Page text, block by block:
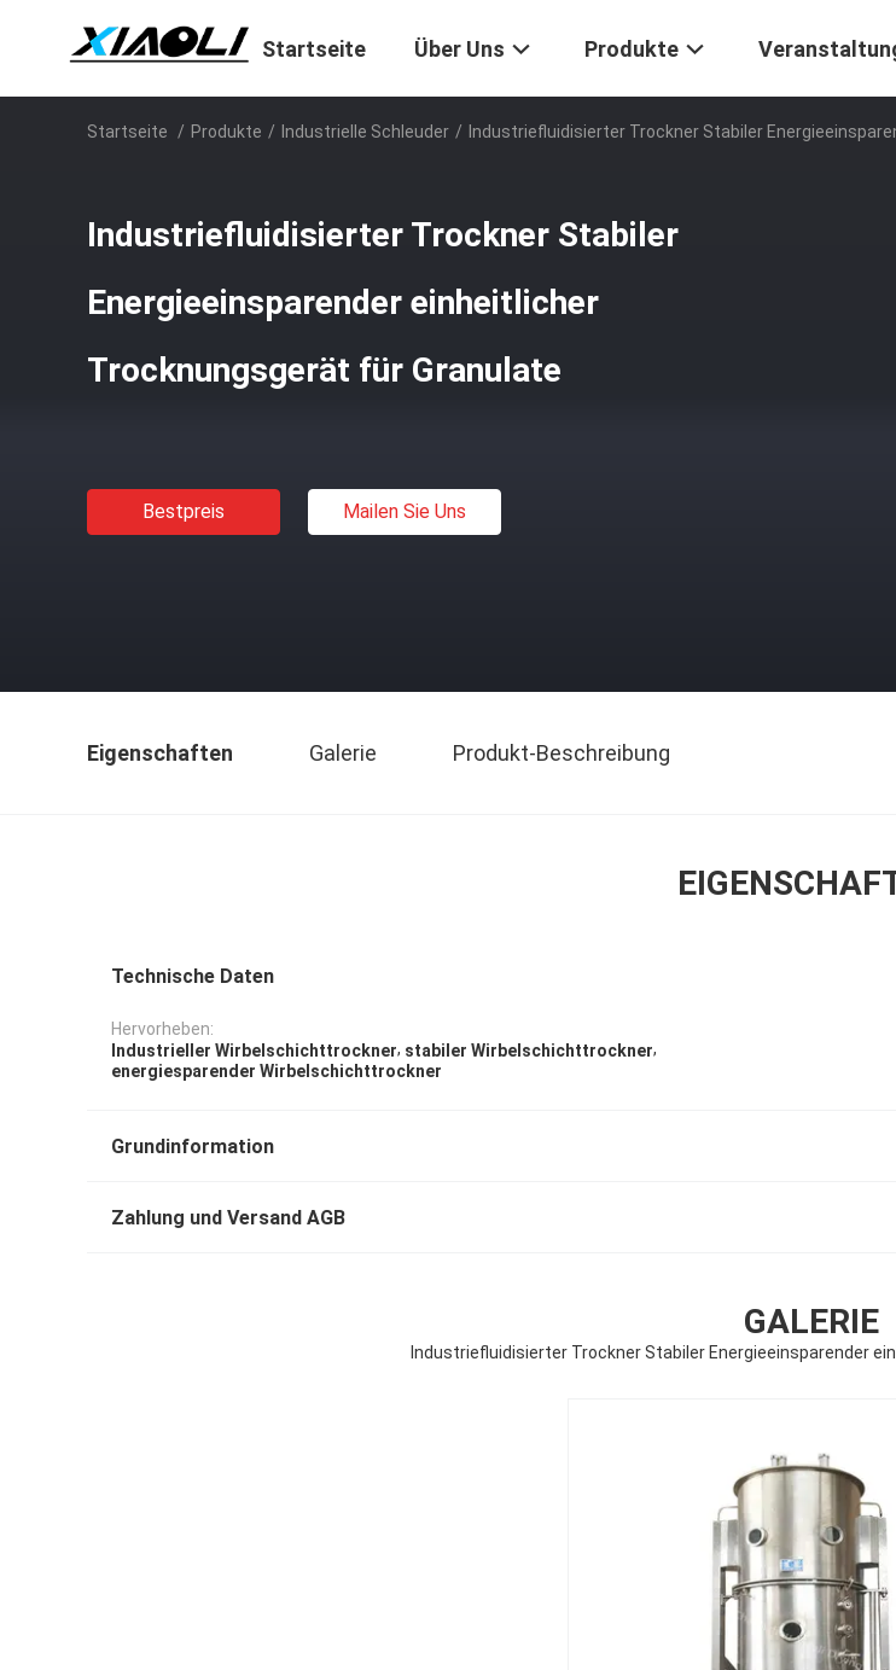
Startseite Über Uns Produkte
Startseite / Produkte / Industrielle Schleuder / Industriefluidisierter Trockner Stabiler
Industriefluidisierter Trockner Stabiler
Energieeinsparender einheitlicher
Trocknungsgerät für Granulate
Bestpreis Mailen Sie Uns
Eigenschaften Galerie Produkt-Beschreibung
Technische Daten
Hervorheben:
Industrieller Wirbelschichttrockner, stabiler Wirbelschichttrockner,
energiesparender Wirbelschichttrockner
Grundinformation
Zahlung und Versand AGB
GALERIE
Industriefluidisierter Trockner Stabiler Energieeinsparender